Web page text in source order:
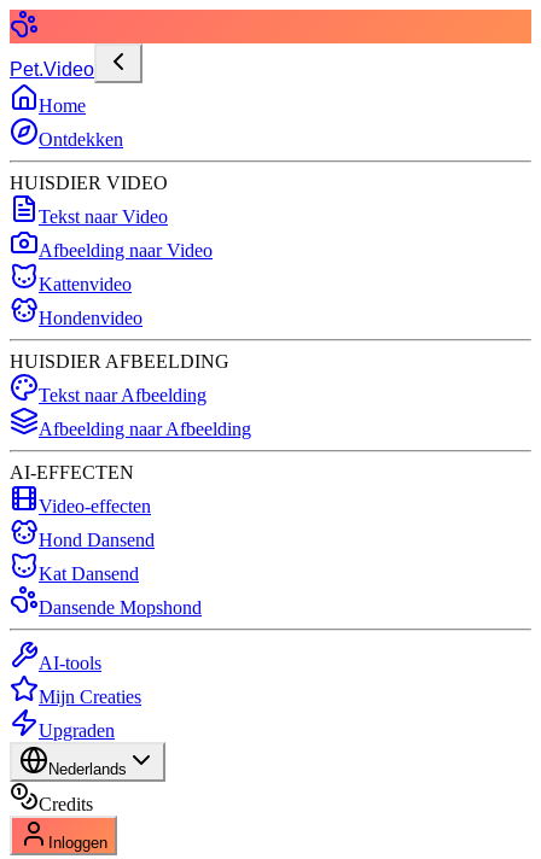
Pet.Video
Home
Ontdekken
HUISDIER VIDEO
Tekst naar Video
Afbeelding naar Video
Kattenvideo
Hondenvideo
HUISDIER AFBEELDING
Tekst naar Afbeelding
Afbeelding naar Afbeelding
AI-EFFECTEN
Video-effecten
Hond Dansend
Kat Dansend
Dansende Mopshond
AI-tools
Mijn Creaties
Upgraden
Nederlands
Credits
Inloggen